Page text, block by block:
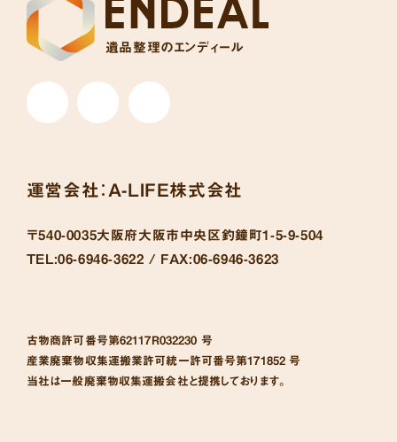
遺品整理のエンディール
運営会社： A-LIFE株式会社
〒540-0035大阪府大阪市中央区釣鐘町1-5-9-504
TEL:06-6946-3622 / FAX:06-6946-3623
古物商許可番号第62117R032230 号
産業廃棄物収集運搬業許可統一許可番号第171852 号
当社は一般廃棄物収集運搬会社と提携しております。